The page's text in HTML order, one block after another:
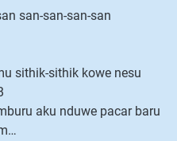
san-san-san-san
sithik-sithik kowe nesu
aku nduwe pacar baru